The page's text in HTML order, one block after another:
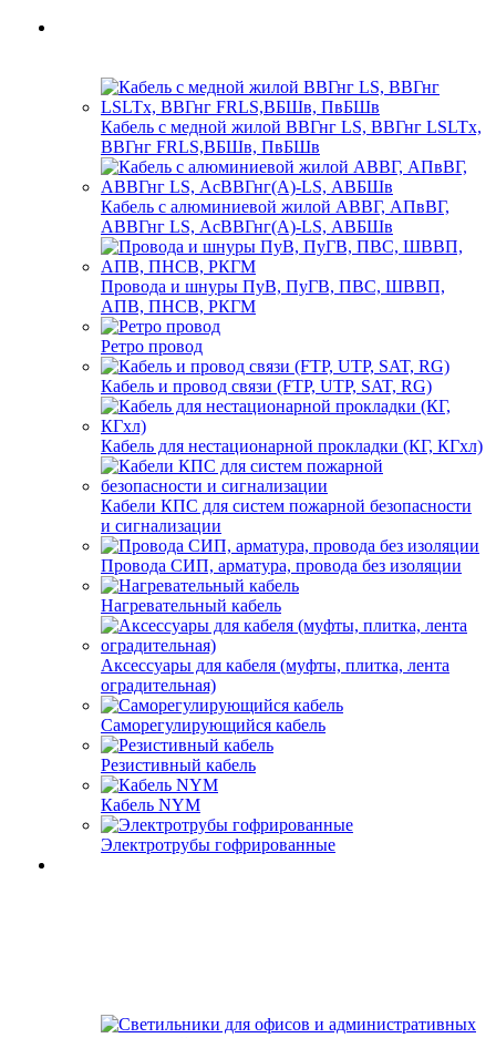
Кабель с медной жилой ВВГнг LS, ВВГнг LSLTx,
ВВГнг FRLS,ВБШв, ПвБШв
Кабель с алюминиевой жилой АВВГ, АПвВГ,
АВВГнг LS, АсВВГнг(А)-LS, АВБШв
Провода и шнуры ПуВ, ПуГВ, ПВС, ШВВП,
АПВ, ПНСВ, РКГМ
Ретро провод
Кабель и провод связи (FTP, UTP, SAT, RG)
Кабель для нестационарной прокладки (КГ, КГхл)
Кабели КПС для систем пожарной безопасности
и сигнализации
Провода СИП, арматура, провода без изоляции
Нагревательный кабель
Аксессуары для кабеля (муфты, плитка, лента
оградительная)
Саморегулирующийся кабель
Резистивный кабель
Кабель NYM
Электротрубы гофрированные